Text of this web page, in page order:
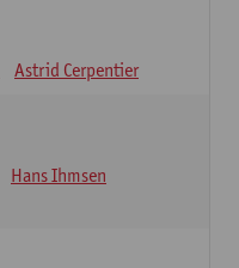
Astrid Cerpentier
Hans Ihmsen